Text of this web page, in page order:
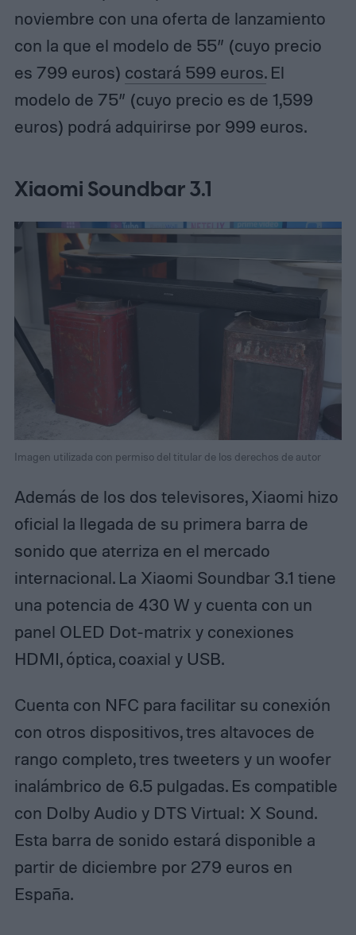
noviembre con una oferta de lanzamiento
con la que el modelo de 55” (cuyo precio
es 799 euros) costará 599 euros.El
modelo de 75” (cuyo precio es de 1,599
euros) podrá adquirirse por 999 euros.
Xiaomi Soundbar 3.1
Imagen utilizada con permiso del titular de los derechos de autor
Además de los dos televisores, Xiaomi hizo
oficial la llegada de su primera barra de
sonido que aterriza en el mercado
internacional. La Xiaomi Soundbar 3.1 tiene
una potencia de 430 W y cuenta con un
panel OLED Dot-matrix y conexiones
HDMI, óptica, coaxial y USB.
Cuenta con NFC para facilitar su conexión
con otros dispositivos, tres altavoces de
rango completo, tres tweeters y un woofer
inalámbrico de 6.5 pulgadas. Es compatible
con Dolby Audio y DTS Virtual: X Sound.
Esta barra de sonido estará disponible a
partir de diciembre por 279 euros en
España.